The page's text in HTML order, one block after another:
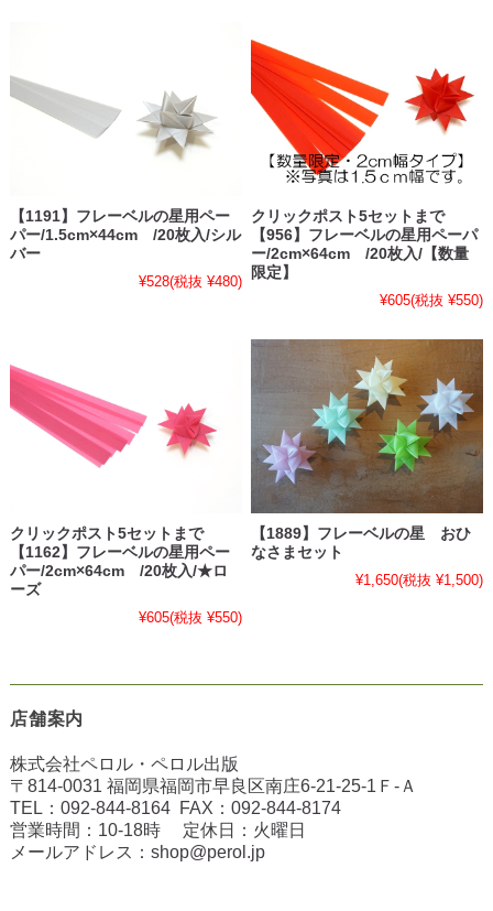
【1191】フレーベルの星用ペー
パー/1.5cm×44cm /20枚入/シル
バー
¥528(税抜 ¥480)
クリックポスト5セットまで
【956】フレーベルの星用ペーパ
ー/2cm×64cm /20枚入/【数量
限定】
¥605(税抜 ¥550)
クリックポスト5セットまで
【1162】フレーベルの星用ペー
パー/2cm×64cm /20枚入/★ロ
ーズ
¥605(税抜 ¥550)
【1889】フレーベルの星 おひ
なさまセット
¥1,650(税抜 ¥1,500)
店舗案内
株式会社ペロル・ペロル出版
〒814-0031 福岡県福岡市早良区南庄6-21-25-1Ｆ-Ａ
TEL： 092-844-8164FAX： 092-844-8174
営業時間：10-18時 定休日：火曜日
メールアドレス： shop@perol.jp